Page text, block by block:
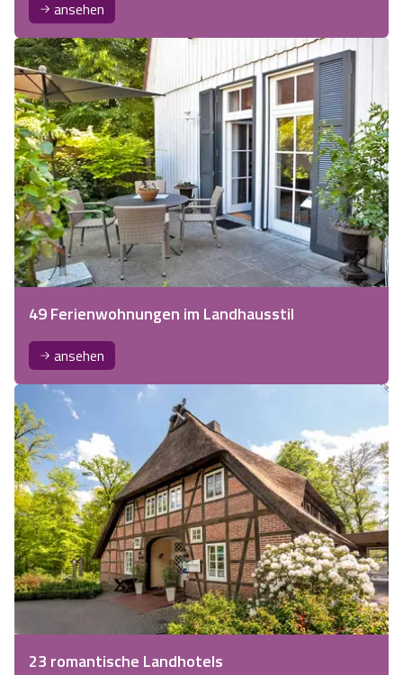
ansehen
49 Ferienwohnungen im Landhausstil
ansehen
23 romantische Landhotels